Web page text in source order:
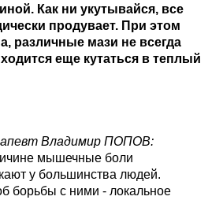
Как ни укутывайся, все
продувает. При этом
различные мази не всегда
еще кутаться в теплый
Владимир ПОПОВ:
мышечные боли
у большинства людей.
борьбы с ними - локальное